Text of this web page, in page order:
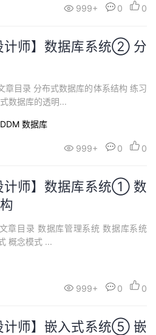
999+ 0 0
计师】数据库系统② 分
目录 分布式数据库的体系结构 练习
数据库的透明...
数据库
999+ 0 0
计师】数据库系统① 数
章目录 数据库管理系统 数据库系统
概念模式 ...
999+ 0 0
计师】嵌入式系统⑤ 嵌